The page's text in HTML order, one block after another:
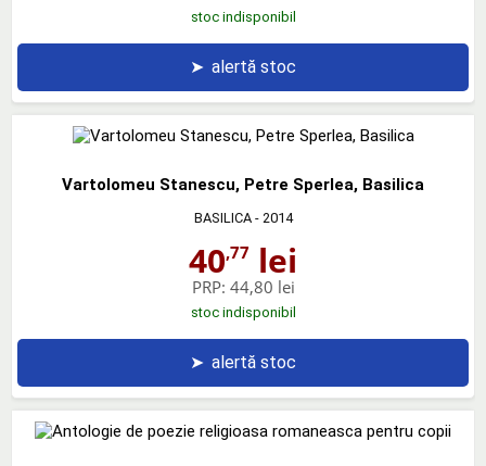
stoc indisponibil
➤ alertă stoc
Vartolomeu Stanescu, Petre Sperlea, Basilica
BASILICA- 2014
40,77 lei
PRP: 44,80 lei
stoc indisponibil
➤ alertă stoc